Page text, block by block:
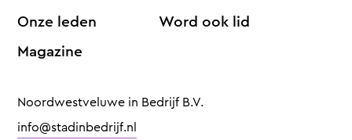
Onze leden
Magazine
Word ook lid
Noordwestveluwe in Bedrijf B.V.
info@stadinbedrijf.nl